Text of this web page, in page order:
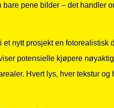
bare pene bilder – det handler
nytt prosjekt en fotorealistisk
potensielle kjøpere
Hvert lys, hver tekstur